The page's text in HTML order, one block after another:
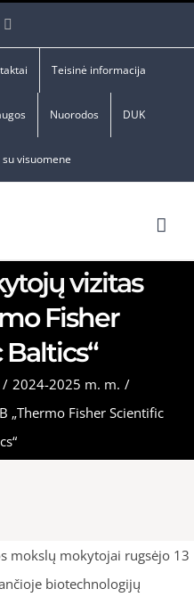
Teisinė informacija
Nuorodos DUK
visuomene
vizitas
Fisher
/ 2024-2025 m. m. /
„Thermo Fisher Scientific
mokslų mokytojai rugsėjo 13
biotechnologijų